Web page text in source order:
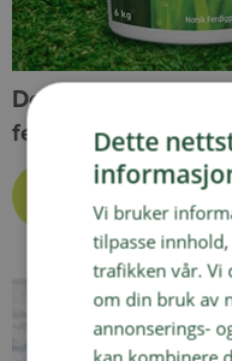
Dette bør du
ferdigplenDette
Vi bruker
tilpasse
trafikken vår. Vi
om din bruk av
annonserings-